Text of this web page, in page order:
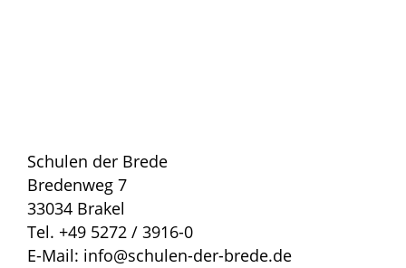
Schulen der Brede
Bredenweg 7
33034 Brakel
Tel. +49 5272 / 3916-0
E-Mail: info@schulen-der-brede.de